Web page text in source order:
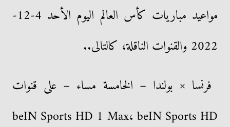
مواعيد مباريات كأس العالم اليوم الأحد 4-12-
2022 والقنوات الناقلة، كالتالى..
فرنسا × بولندا – الخامسة مساء – على قنوات
beIN Sports HD 1 Max، beIN Sports HD